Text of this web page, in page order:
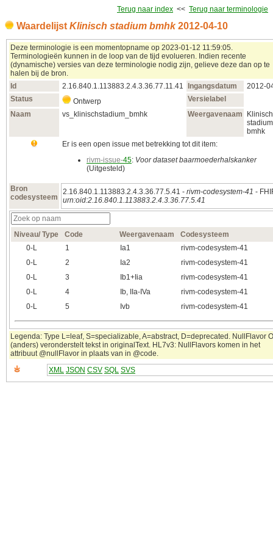
Terug naar index << Terug naar terminologie
Waardelijst Klinisch stadium bmhk2012‑04‑10
Deze terminologie is een momentopname op 2023‑01‑12 11:59:05.
Terminologieën kunnen in de loop van de tijd evolueren. Indien recente
(dynamische) versies van deze terminologie nodig zijn, gelieve deze dan op te
halen bij de bron.
Id
2.16.840.1.113883.2.4.3.36.77.11.41 Ingangsdatum
Status
Ontwerp
Versielabel
Naam
vs_klinischstadium_bmhk Weergavenaam
Klinisch
stadium
bmhk
Er is een open issue met betrekking tot dit item:
rivm-issue-45: Voor dataset baarmoederhalskanker
(Uitgesteld)
Bron
codesysteem
2.16.840.1.113883.2.4.3.36.77.5.41 - rivm-codesystem-41 -
urn:oid:2.16.840.1.113883.2.4.3.36.77.5.41
Niveau/ Type Code Weergavenaam
Codesysteem
0‑L
1 Ia1
rivm-codesystem-41
0‑L
2 Ia2
rivm-codesystem-41
0‑L
3 Ib1+Iia
rivm-codesystem-41
0‑L
4 Ib, IIa-IVa
rivm-codesystem-41
0‑L
5 Ivb rivm-codesystem-41
Legenda: Type L=leaf, S=specializable, A=abstract, D=deprecated. NullFlavor
(anders) veronderstelt tekst in originalText. HL7v3: NullFlavors komen in het
attribuut @nullFlavor in plaats van in @code.
XML JSON CSV SQL SVS